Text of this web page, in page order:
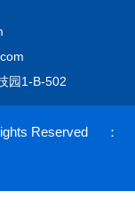
园1-B-502
Reserved ：